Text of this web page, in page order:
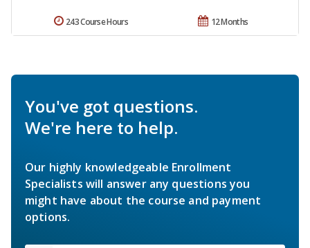
12 Months
243 Course Hours
You've got questions.
We're here to help.
Our highly knowledgeable Enrollment
Specialists will answer any questions you
might have about the course and payment
options.